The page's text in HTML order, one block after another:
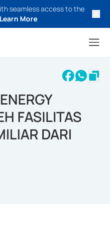
seamless access to the
Learn More
FASILITAS
DARI